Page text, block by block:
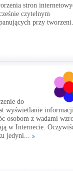
stron
czytelnym
przy
do
wyświetlanie
osobom z wadami
w Internecie.
jedyni...